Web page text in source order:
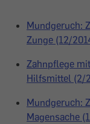
Mundgeruch:
Zunge (12/
Zahnpflege
Hilfsmittel (2/
Mundgeruch:
Magensache